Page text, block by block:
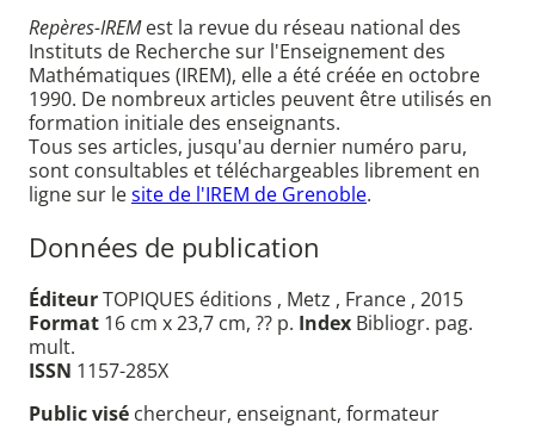
Repères-IREMest la revue du réseau national des
Instituts de Recherche sur l'Enseignement des
Mathématiques (IREM), elle a été créée en octobre
1990. De nombreux articles peuvent être utilisés en
formation initiale des enseignants.
Tous ses articles, jusqu'au dernier numéro paru,
sont consultables et téléchargeables librement en
ligne sur lesite de l'IREM de Grenoble.
Données de publication
ÉditeurTOPIQUES éditions , Metz , France , 2015
Format 16 cm x 23,7 cm, ?? p. Index Bibliogr. pag.
mult.
ISSN 1157-285X
Public visé chercheur, enseignant, formateur